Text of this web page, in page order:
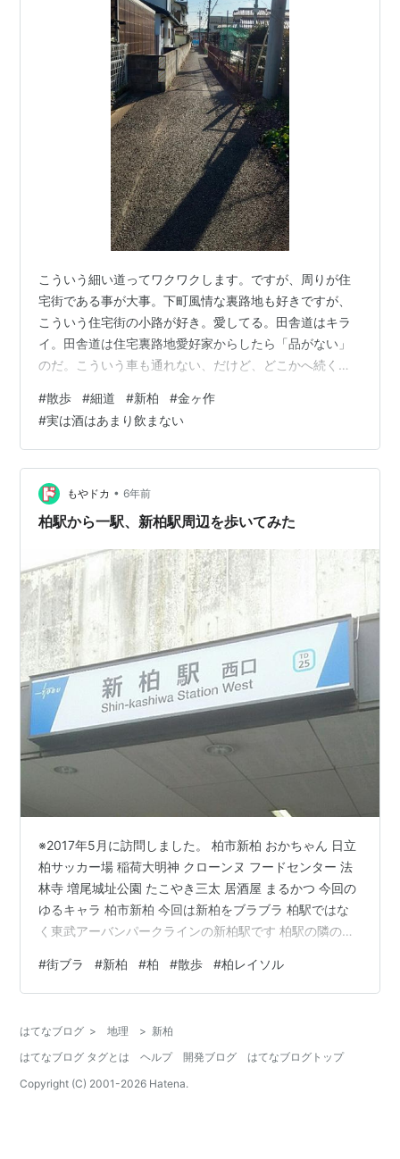
こういう細い道ってワクワクします。ですが、周りが住
宅街である事が大事。下町風情な裏路地も好きですが、
こういう住宅街の小路が好き。愛してる。田舎道はキラ
イ。田舎道は住宅裏路地愛好家からしたら「品がない」
のだ。こういう車も通れない、だけど、どこかへ続くア
迫感があってタマランのだ。 新柏駅。東武線という私鉄
沿線の駅のホーム。なんか寂れた感もありつつ、緑の少
ない風景が良い。夕焼けと空とコンクリートとほのかな
緑が絶妙な気がする。きっと僕にしか分からないのだろ
うけど。終焉の空気感といえば良いのかな？滅びよ。 し
ばらく日記も更新してなかったので、無理矢理に更…
#散歩 #細道 #新柏 #金ヶ作
#実は酒はあまり飲まない
もやドカ • 6年前
柏駅から一駅、新柏駅周辺を歩いてみた
※2017年5月に訪問しました。 柏市新柏 おかちゃん 日立
柏サッカー場 稲荷大明神 クローンヌ フードセンター 法
林寺 増尾城址公園 たこやき三太 居酒屋 まるかつ 今回の
ゆるキャラ 柏市新柏 今回は新柏をブラブラ 柏駅ではな
く東武アーバンパークラインの新柏駅です 柏駅の隣の駅
ということで 栄えているのかなと勝手に想像してました
が そんな事はなく 静かな住宅街といった感じでした 電
と思いましたが それも全て自分が決めることです 電気屋
に名言、悪くないだろう おかちゃん 昼食は駅近のこち…
#街ブラ #新柏 #柏 #散歩 #柏レイソル
はてなブログ > 地理 > 新柏
はてなブログ タグとは
ヘルプ 開発ブログ
はてなブログトップ
Copyright (C) 2001-2026 Hatena.